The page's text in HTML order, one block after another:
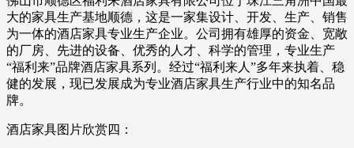
大的家具生产基地顺德，这是一家集设计、开发、生产、销售
为一体的酒店家具专业生产企业。公司拥有雄厚的资金、宽敞
的厂房、先进的设备、优秀的人才、科学的管理，专业生产
“福利来”品牌酒店家具系列。经过“福利来人”多年来执着、稳
健的发展，现已发展成为专业酒店家具生产行业中的知名品
牌。
酒店家具图片欣赏四：